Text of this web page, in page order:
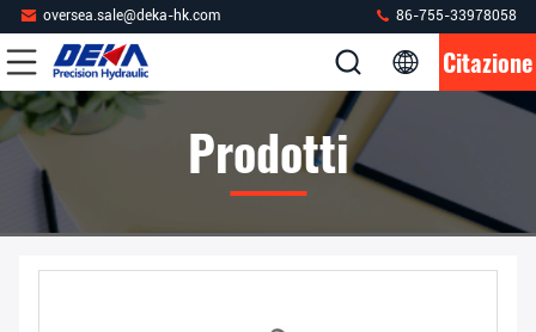
oversea.sale@deka-hk.com 86-755-33978058
Citazione
Prodotti